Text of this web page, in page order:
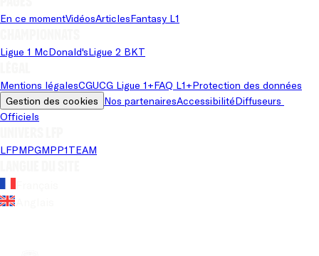
En ce momentVidéosArticlesFantasy L1
Ligue 1 McDonald'sLigue 2 BKT
Mentions légalesCGUCG Ligue 1+FAQ L1+Protection des données
Gestion des cookies Nos partenairesAccessibilitéDiffuseurs
Officiels
LFPMPGMPP1TEAM